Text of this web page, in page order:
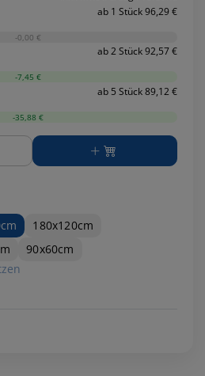
ab 1 Stück 96,29 €
-0,00 €
ab 2 Stück 92,57 €
-7,45 €
ab 5 Stück 89,12 €
-35,88 €
180x120cm
90x60cm